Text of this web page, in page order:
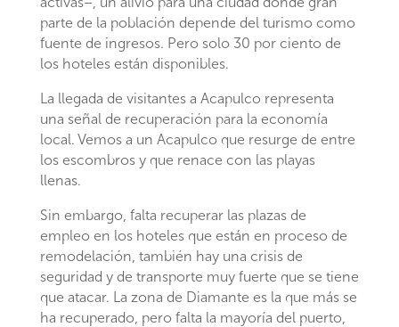
parte de la población depende del turismo como
fuente de ingresos. Pero solo 30 por ciento de
los hoteles están disponibles.
La llegada de visitantes a Acapulco representa
una señal de recuperación para la economía
local. Vemos a un Acapulco que resurge de entre
los escombros y que renace con las playas
llenas.
Sin embargo, falta recuperar las plazas de
empleo en los hoteles que están en proceso de
remodelación, también hay una crisis de
seguridad y de transporte muy fuerte que se tiene
que atacar. La zona de Diamante es la que más se
ha recuperado, pero falta la mayoría del puerto,